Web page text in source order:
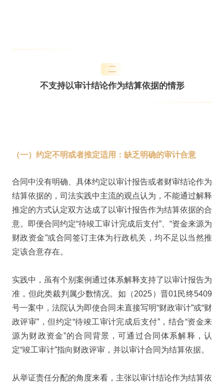
二
不支持以审计结论作为结算依据的情形
（一）约定不明或者推定适用：缺乏明确的审计合意
合同中没有明确、具体约定以审计报告或者财审结论作为
结算依据的，司法实践中主流的观点认为，不能通过解释
推定的方式认定双方达成了以审计报告作为结算依据的合
意。即便合同约定“待竣工审计完成后支付”、“资金来源为
财政资金”或合同签订主体为行政机关，均不足以当然推
定该合意存在。
实践中，虽有个别案例通过体系解释支持了以审计报告为
准，但此类裁判属少数情况。如（2025）晋01民终5409
号一案中，法院认为即使合同未直接写明“财政审计”或“财
政评审”，但约定“待竣工审计完成后支付”，结合“资金来
源为财政资金”的合同背景，可通过合同体系解释，认
定“竣工审计”指向财政评审，并以审计合同为结算依据。
从举证责任分配的角度来看，主张以审计结论作为结算依